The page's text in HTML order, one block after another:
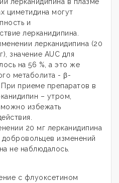
циметидина могут
и
лерканидипина.
лерканидипина (20
значение AUC для
на 56 %, а это же
метаболита - β-
приеме препаратов в
– утром,
избежать
20 мг лерканидипина
изменений
не наблюдалось.
с флуоксетином